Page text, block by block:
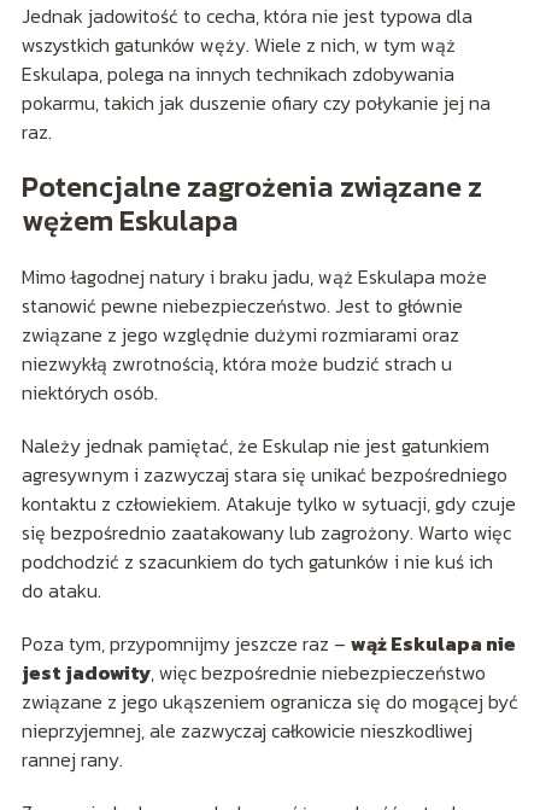
Jednak jadowitość to cecha, która nie jest typowa dla
wszystkich gatunków węży. Wiele z nich, w tym wąż
Eskulapa, polega na innych technikach zdobywania
pokarmu, takich jak duszenie ofiary czy połykanie jej na
raz.
Potencjalne zagrożenia związane z
wężem Eskulapa
Mimo łagodnej natury i braku jadu, wąż Eskulapa może
stanowić pewne niebezpieczeństwo. Jest to głównie
związane z jego względnie dużymi rozmiarami oraz
niezwykłą zwrotnością, która może budzić strach u
niektórych osób.
Należy jednak pamiętać, że Eskulap nie jest gatunkiem
agresywnym i zazwyczaj stara się unikać bezpośredniego
kontaktu z człowiekiem. Atakuje tylko w sytuacji, gdy czuje
się bezpośrednio zaatakowany lub zagrożony. Warto więc
podchodzić z szacunkiem do tych gatunków i nie kuś ich
do ataku.
Poza tym, przypomnijmy jeszcze raz – wąż Eskulapa nie
jest jadowity, więc bezpośrednie niebezpieczeństwo
związane z jego ukąszeniem ogranicza się do mogącej być
nieprzyjemnej, ale zazwyczaj całkowicie nieszkodliwej
rannej rany.